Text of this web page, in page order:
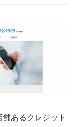
あるクレジット